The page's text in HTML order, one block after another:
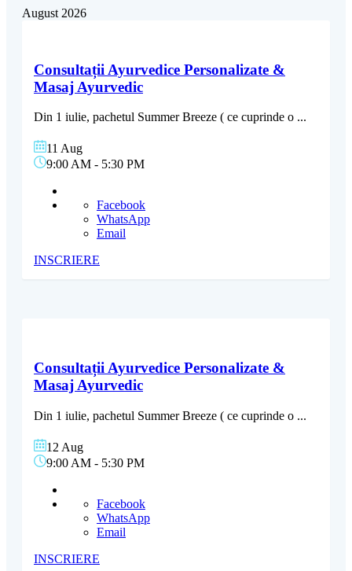
August 2026
Consultații Ayurvedice Personalizate &
Masaj Ayurvedic
Din 1 iulie, pachetul Summer Breeze ( ce cuprinde o ...
11 Aug
9:00 AM - 5:30 PM
Facebook
WhatsApp
Email
INSCRIERE
Consultații Ayurvedice Personalizate &
Masaj Ayurvedic
Din 1 iulie, pachetul Summer Breeze ( ce cuprinde o ...
12 Aug
9:00 AM - 5:30 PM
Facebook
WhatsApp
Email
INSCRIERE